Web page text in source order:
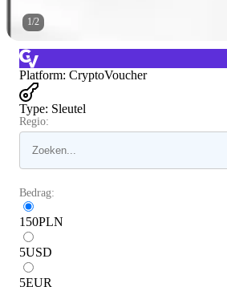
1/2
Platform: CryptoVoucher
Type: Sleutel
Regio:
Bedrag:
150PLN
5USD
5EUR